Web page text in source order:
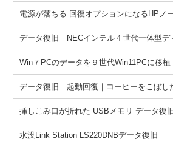
電源が落ちる 回復オプションになるHPノ
データ復旧｜NECインテル４世代一体型デ
Win７PCのデータを９世代Win11PCに移植
データ復旧 起動回復｜コーヒーをこぼし
挿しこみ口が折れた USBメモリ データ復旧
水没Link Station LS220DNBデータ復旧